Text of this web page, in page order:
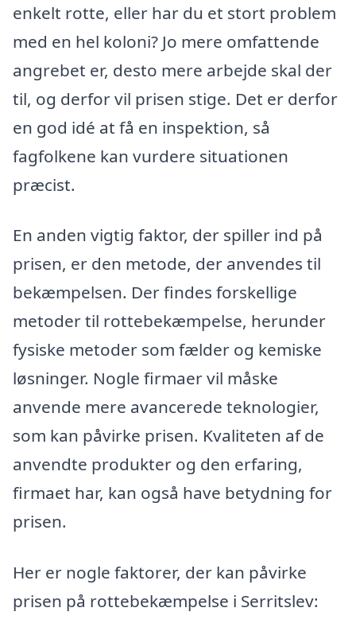
enkelt rotte, eller har du et stort problem
med en hel koloni? Jo mere omfattende
angrebet er, desto mere arbejde skal der
til, og derfor vil prisen stige. Det er derfor
en god idé at få en inspektion, så
fagfolkene kan vurdere situationen
præcist.
En anden vigtig faktor, der spiller ind på
prisen, er den metode, der anvendes til
bekæmpelsen. Der findes forskellige
metoder til rottebekæmpelse, herunder
fysiske metoder som fælder og kemiske
løsninger. Nogle firmaer vil måske
anvende mere avancerede teknologier,
som kan påvirke prisen. Kvaliteten af de
anvendte produkter og den erfaring,
firmaet har, kan også have betydning for
prisen.
Her er nogle faktorer, der kan påvirke
prisen på rottebekæmpelse i Serritslev: